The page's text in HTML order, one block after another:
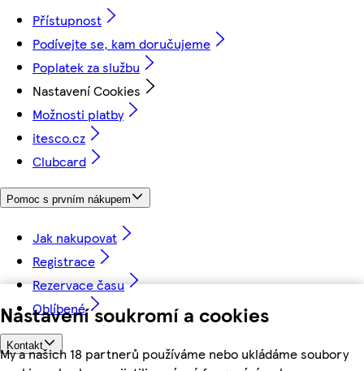
Nastavení soukromí a cookies
My a našich 18 partnerů používáme nebo ukládáme soubory
Přístupnost
Podívejte se, kam doručujeme
Poplatek za službu
Nastavení Cookies
Možnosti platby
itesco.cz
Clubcard
Pomoc s prvním nákupem
Jak nakupovat
Registrace
Rezervace času
Oblíbené
Kontakt